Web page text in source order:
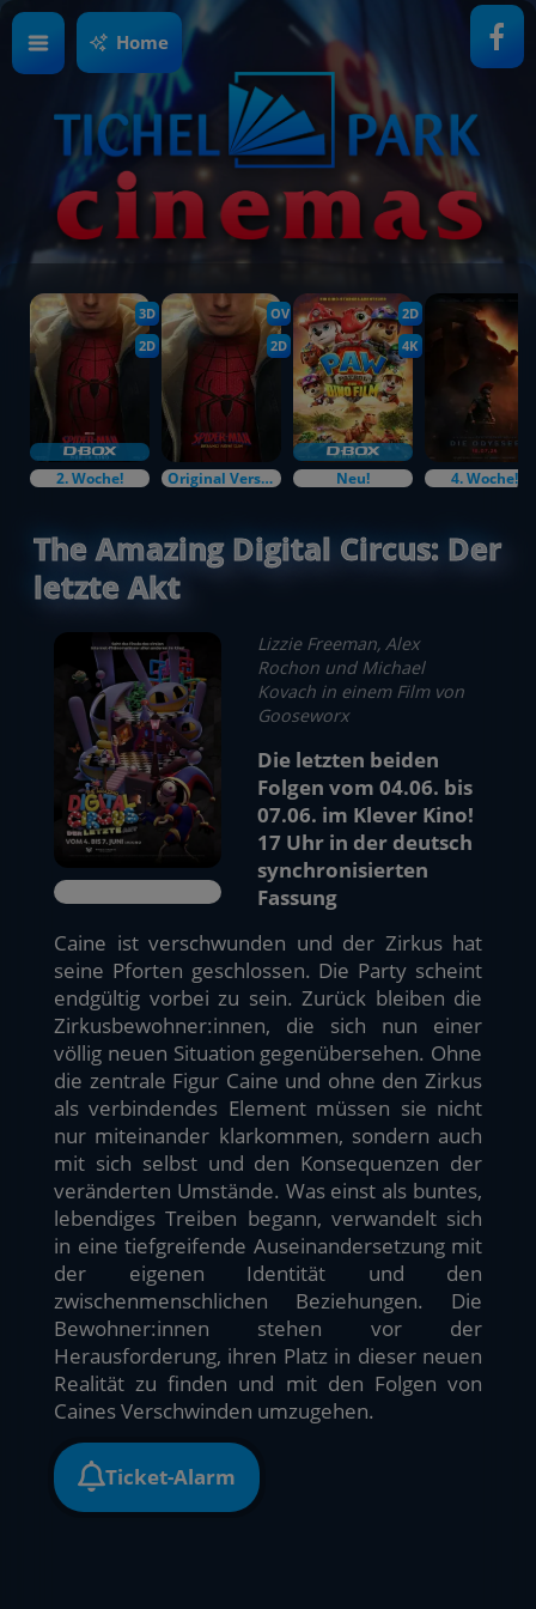
Home
3D
2D
2. Woche!
OV
2D
Original Versions
2D
4K
Neu! 4. Woche!
The Amazing Digital Circus: Der
letzte Akt
Lizzie Freeman, Alex
Rochon und Michael
Kovach in einem Film von
Gooseworx
Die letzten beiden
Folgen vom 04.06. bis
07.06. im Klever Kino!
17 Uhr in der deutsch
synchronisierten
Fassung
Caine ist verschwunden und der Zirkus hat
seine Pforten geschlossen. Die Party scheint
endgültig vorbei zu sein. Zurück bleiben die
Zirkusbewohner:innen, die sich nun einer
völlig neuen Situation gegenübersehen. Ohne
die zentrale Figur Caine und ohne den Zirkus
als verbindendes Element müssen sie nicht
nur miteinander klarkommen, sondern auch
mit sich selbst und den Konsequenzen der
veränderten Umstände. Was einst als buntes,
lebendiges Treiben begann, verwandelt sich
in eine tiefgreifende Auseinandersetzung mit
der eigenen Identität und den
zwischenmenschlichen Beziehungen. Die
Bewohner:innen stehen vor der
Herausforderung, ihren Platz in dieser neuen
Realität zu finden und mit den Folgen von
Caines Verschwinden umzugehen.
Ticket-Alarm